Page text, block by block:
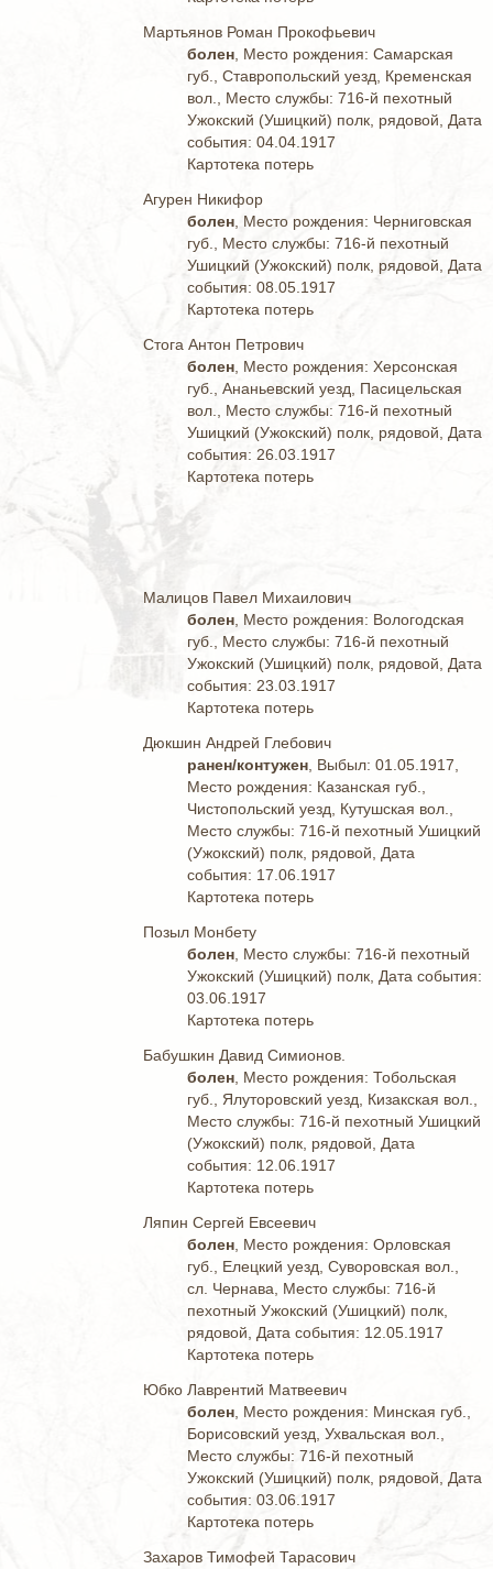
Мартьянов Роман Прокофьевич
болен , Место рождения: Самарская
губ., Ставропольский уезд, Кременская
вол., Место службы: 716-й пехотный
Ужокский (Ушицкий) полк, рядовой, Дата
события: 04.04.1917
Картотека потерь
Агурен Никифор
болен , Место рождения: Черниговская
губ., Место службы: 716-й пехотный
Ушицкий (Ужокский) полк, рядовой, Дата
события: 08.05.1917
Картотека потерь
Стога Антон Петрович
болен , Место рождения: Херсонская
губ., Ананьевский уезд, Пасицельская
вол., Место службы: 716-й пехотный
Ушицкий (Ужокский) полк, рядовой, Дата
события: 26.03.1917
Картотека потерь
Малицов Павел Михаилович
болен , Место рождения: Вологодская
губ., Место службы: 716-й пехотный
Ужокский (Ушицкий) полк, рядовой, Дата
события: 23.03.1917
Картотека потерь
Дюкшин Андрей Глебович
ранен/контужен , Выбыл: 01.05.1917,
Место рождения: Казанская губ.,
Чистопольский уезд, Кутушская вол.,
Место службы: 716-й пехотный Ушицкий
(Ужокский) полк, рядовой, Дата
события: 17.06.1917
Картотека потерь
Позыл Монбету
болен , Место службы: 716-й пехотный
Ужокский (Ушицкий) полк, Дата события:
03.06.1917
Картотека потерь
Бабушкин Давид Симионов.
болен , Место рождения: Тобольская
губ., Ялуторовский уезд, Кизакская вол.,
Место службы: 716-й пехотный Ушицкий
(Ужокский) полк, рядовой, Дата
события: 12.06.1917
Картотека потерь
Ляпин Сергей Евсеевич
болен , Место рождения: Орловская
губ., Елецкий уезд, Суворовская вол.,
сл. Чернава, Место службы: 716-й
пехотный Ужокский (Ушицкий) полк,
рядовой, Дата события: 12.05.1917
Картотека потерь
Юбко Лаврентий Матвеевич
болен , Место рождения: Минская губ.,
Борисовский уезд, Ухвальская вол.,
Место службы: 716-й пехотный
Ужокский (Ушицкий) полк, рядовой, Дата
события: 03.06.1917
Картотека потерь
Захаров Тимофей Тарасович